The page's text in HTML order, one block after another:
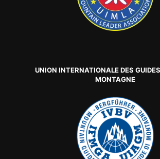
UNION INTERNATIONALE DES
MONTAGNE